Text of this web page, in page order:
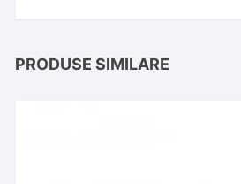
PRODUSE SIMILARE